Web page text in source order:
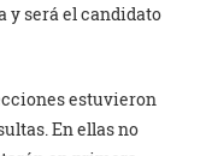
y será el candidato
estuvieron
En ellas no